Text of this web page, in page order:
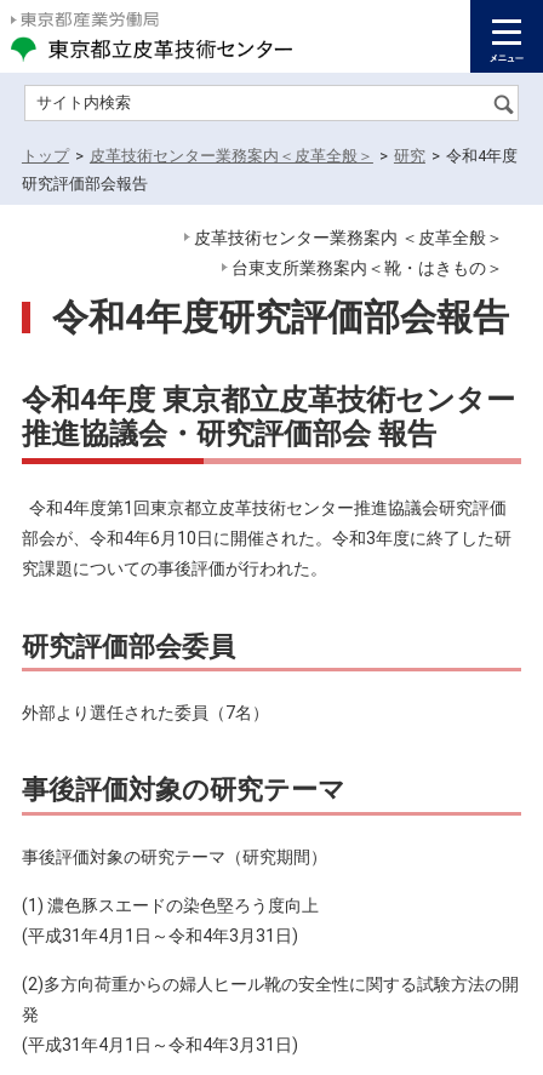
サイト内検索
トップ > 皮革技術センター業務案内＜皮革全般＞ > 研究 > 令和4年度
研究評価部会報告
皮革技術センター業務案内 ＜皮革全般＞
台東支所業務案内＜靴・はきもの＞
令和4年度研究評価部会報告
令和4年度 東京都立皮革技術センター
推進協議会・研究評価部会 報告
令和4年度第1回東京都立皮革技術センター推進協議会研究評価
部会が、令和4年6月10日に開催された。令和3年度に終了した研
究課題についての事後評価が行われた。
研究評価部会委員
外部より選任された委員（7名）
事後評価対象の研究テーマ
事後評価対象の研究テーマ（研究期間）
(1) 濃色豚スエードの染色堅ろう度向上
(平成31年4月1日～令和4年3月31日)
(2)多方向荷重からの婦人ヒール靴の安全性に関する試験方法の開
発
(平成31年4月1日～令和4年3月31日)